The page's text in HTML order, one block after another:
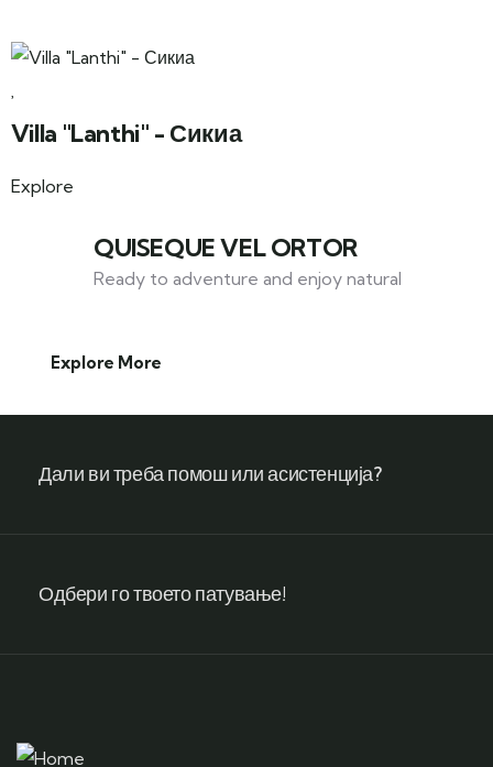
Villa "Lanthi" - Сикиа
Explore
QUISEQUE VEL ORTOR
Ready to adventure and enjoy natural
Explore More
Дали ви треба помош или асистенција?
Одбери го твоето патување!